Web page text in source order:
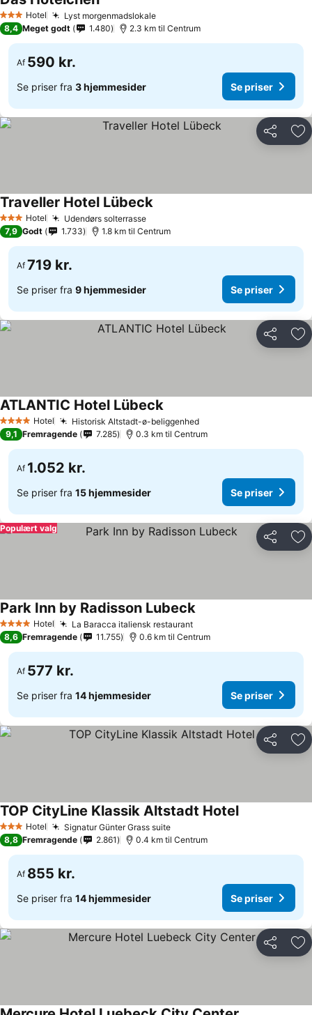
3 StjernerHotel Lyst morgenmadslokale
8,4 Meget godt 1.480 2.3 km til Centrum
Af 590 kr.
Se priser fra 3 hjemmesider Se priser
Del
3 StjernerHotel Udendørs solterrasse
Traveller Hotel Lübeck
7,9 Godt 1.733 1.8 km til Centrum
Af 719 kr.
Se priser fra 9 hjemmesider Se priser
Del
4 StjernerHotel Historisk Altstadt-ø-beliggenhed
ATLANTIC Hotel Lübeck
9,1 Fremragende 7.285 0.3 km til Centrum
Af 1.052 kr.
Se priser fra 15 hjemmesider Se priser
Del
Populært valg
4 StjernerHotel La Baracca italiensk restaurant
Park Inn by Radisson Lubeck
8,6 Fremragende 11.755 0.6 km til Centrum
Af 577 kr.
Se priser fra 14 hjemmesider Se priser
Del
3 StjernerHotel Signatur Günter Grass suite
TOP CityLine Klassik Altstadt Hotel
8,8 Fremragende 2.861 0.4 km til Centrum
Af 855 kr.
Se priser fra 14 hjemmesider Se priser
Del